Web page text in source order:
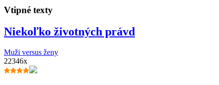
Vtipné texty
Niekoľko životných právd
Muži versus ženy
22346x